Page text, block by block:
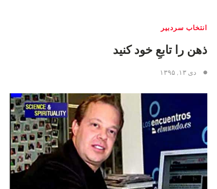
انتخاب سردبیر
ذهن را تابعِ خود کنید
دی ۱۳, ۱۳۹۵